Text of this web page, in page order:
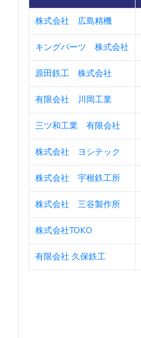
株式会社 広島精機
キングパーツ 株式会社
原田鉄工 株式会社
有限会社 川岡工業
三ツ和工業 有限会社
株式会社 ヨシテック
株式会社 宇根鉄工所
株式会社 三谷製作所
株式会社TOKO
有限会社 久保鉄工